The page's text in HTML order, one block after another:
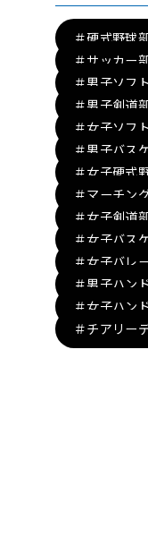
＃硬式野球
＃サッカー
＃男子ソフ
＃男子剣道
＃女子ソフ
＃男子バス
＃女子硬式
＃マーチン
＃女子剣道
＃女子バス
＃女子バレ
＃男子ハン
＃女子ハン
＃チアリー